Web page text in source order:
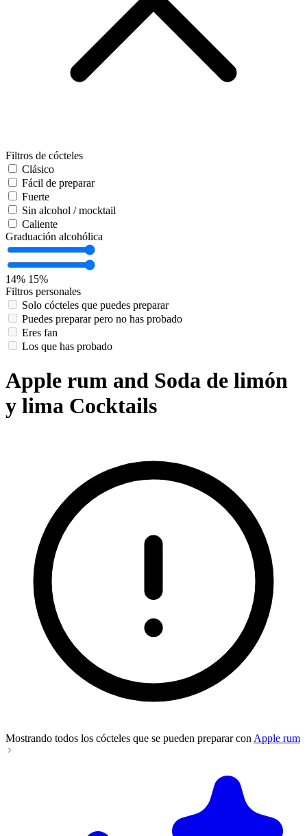
Filtros de cócteles
Clásico
Fácil de preparar
Fuerte
Sin alcohol / mocktail
Caliente
Graduación alcohólica
14% 15%
Filtros personales
Solo cócteles que puedes preparar
Puedes preparar pero no has probado
Eres fan
Los que has probado
Apple rum and Soda de limón
y lima Cocktails
Mostrando todos los cócteles que se pueden preparar con Apple rum